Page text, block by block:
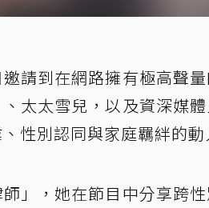
請到在網路擁有極高聲
太太雪兒，以及資深媒
性別認同與家庭羈絆的動
」，她在節目中分享跨